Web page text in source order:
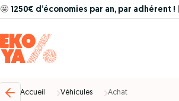
🤩 1250€ d’économies par an, par adhérent !
Accueil Véhicules Achat